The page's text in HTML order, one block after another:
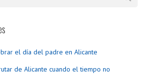
el día del padre en Alicante
de Alicante cuando el tiempo no